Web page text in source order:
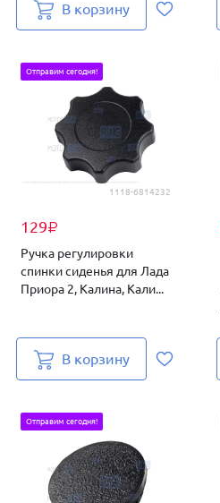
В корзину
1118-6814232
129₽
Отправим сегодня!
Ручка регулировки
спинки сиденья для Лада
Приора 2, Калина, Кали...
В корзину
Отправим сегодня!